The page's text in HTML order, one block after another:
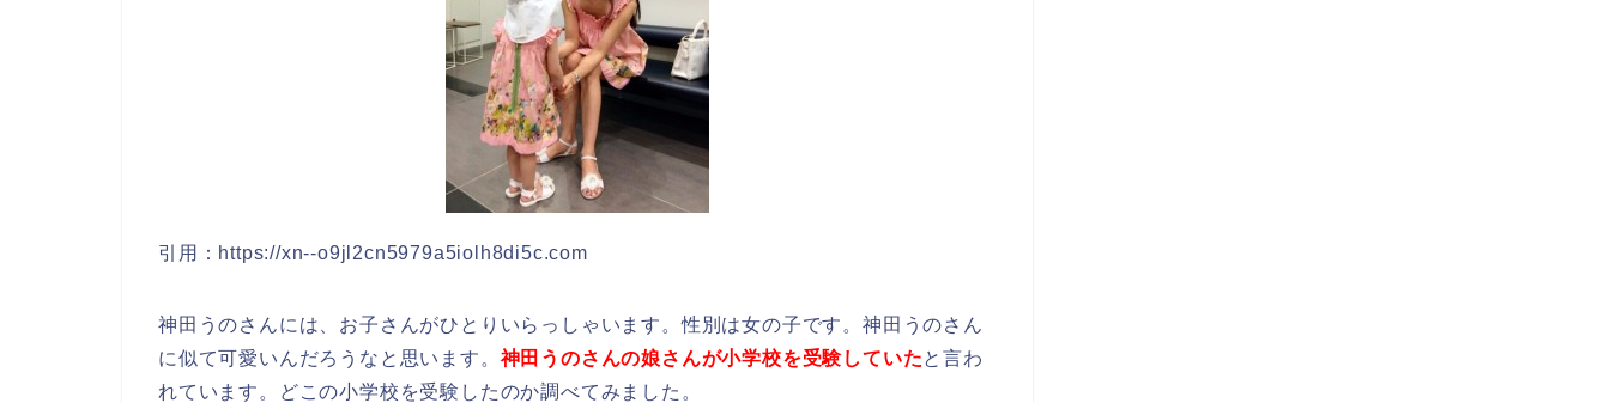
引用：https://xn--o9jl2cn5979a5iolh8di5c.com
神田うのさんには、お子さんがひとりいらっしゃいます。性別は女の子です。神田うのさん
に似て可愛いんだろうなと思います。神田うのさんの娘さんが小学校を受験していたと言わ
れています。どこの小学校を受験したのか調べてみました。